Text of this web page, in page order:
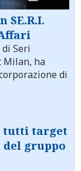
SE.R.I.
Seri
Milan, ha
di
tutti target
gruppo